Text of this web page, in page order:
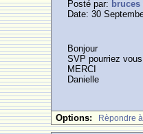
Posté par: bruces
Date: 30
Bonjour
SVP pourriez
MERCI
Danielle
Options: Rèpondre